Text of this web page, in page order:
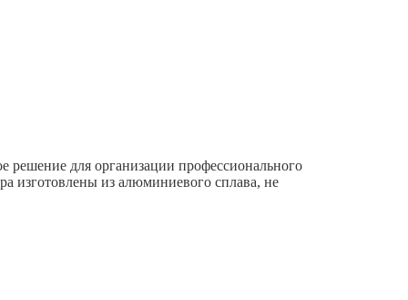
для организации профессионального
изготовлены из алюминиевого сплава, не